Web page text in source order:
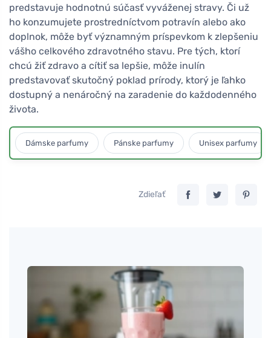
predstavuje hodnotnú súčasť vyváženej stravy. Či už
ho konzumujete prostredníctvom potravín alebo ako
doplnok, môže byť významným príspevkom k zlepšeniu
vášho celkového zdravotného stavu. Pre tých, ktorí
chcú žiť zdravo a cítiť sa lepšie, môže inulín
predstavovať skutočný poklad prírody, ktorý je ľahko
dostupný a nenáročný na zaradenie do každodenného
života.
Dámske parfumy Pánske parfumy Unisex parfumy
Zdieľať